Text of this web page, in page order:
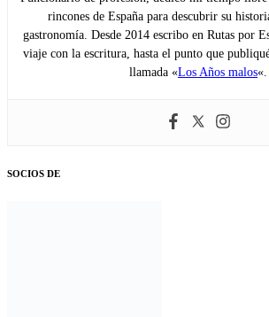
rincones de España para descubrir su
gastronomía. Desde 2014 escribo en Rutas por
viaje con la escritura, hasta el punto que
llamada «Los Años malos«.
SOCIOS DE